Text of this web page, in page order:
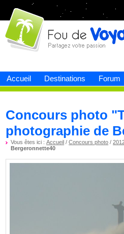
Accueil Destinations Forum
Fou devoyage
Concours photo
photographie de
Vous êtes ici :Accueil /Concours photo /
Bergeronnette40